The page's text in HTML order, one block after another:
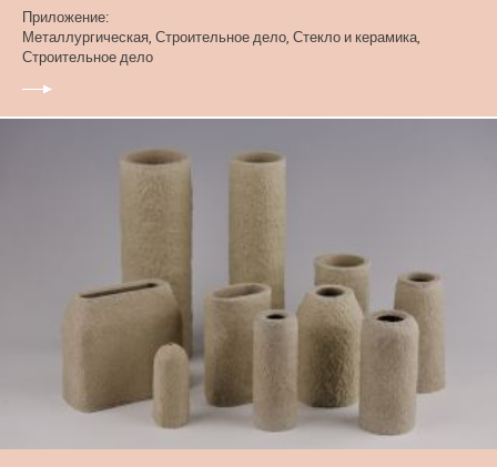
Приложение:
Металлургическая, Строительное дело, Стекло и керамика,
Строительное дело